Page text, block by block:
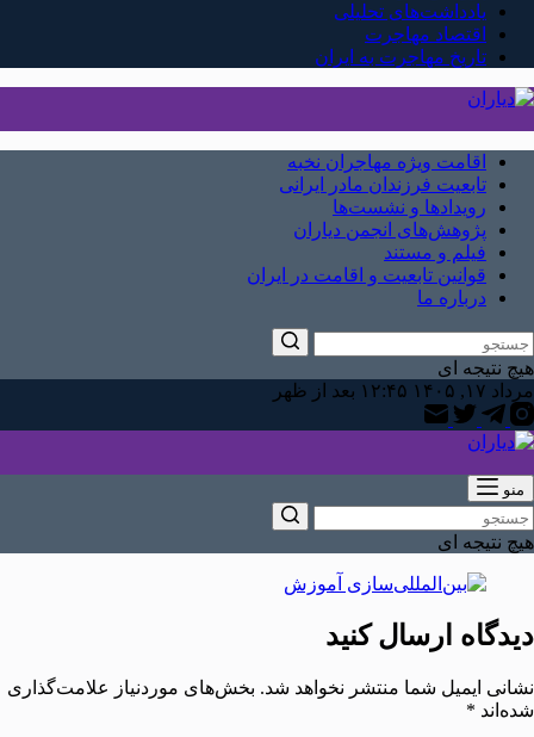
یادداشت‌های تحلیلی
اقتصاد مهاجرت
تاریخ مهاجرت به ایران
اقامت ویژه مهاجران نخبه
تابعیت فرزندان مادر ایرانی
رویدادها و نشست‌ها
پژوهش‌های انجمن دیاران
فیلم و مستند
قوانین تابعیت و اقامت در ایران
درباره ما
هیچ نتیجه ای
مرداد ۱۷, ۱۴۰۵ ۱۲:۴۵ بعد از ظهر
منو
هیچ نتیجه ای
دیدگاه ارسال کنید
نشانی ایمیل شما منتشر نخواهد شد. بخش‌های موردنیاز علامت‌گذاری
شده‌اند *